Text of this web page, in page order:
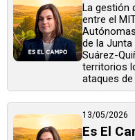
La gestión
entre el
de la Junta
Suárez-
territorios
ataques de
13/05/2026
Es El